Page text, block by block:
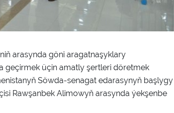
arasynda göni aragatnaşyklary
geçirmek üçin amatly şertleri döretmek
Söwda-senagat edarasynyň başlygy
Rawşanbek Alimowyň arasynda ýekşenbe